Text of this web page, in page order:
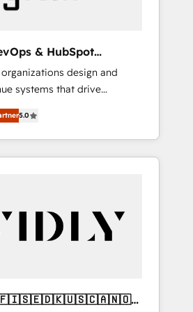
& HubSpot
design and
systems that drive
As a triple-
Solutions Partner, we
strategic RevOps planning
execution - building
IT (MSP) - Franchises -
- And more! How we
and workflow
5.0